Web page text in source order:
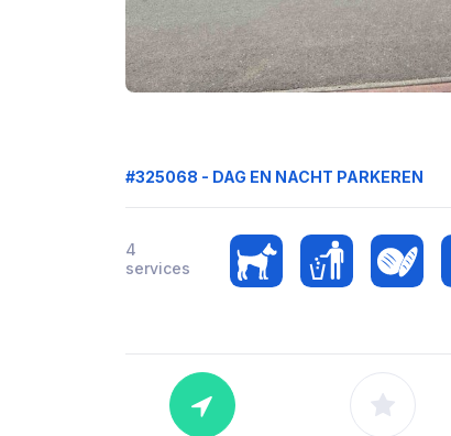
#325068 - DAG EN NACHT PARKEREN
4
services